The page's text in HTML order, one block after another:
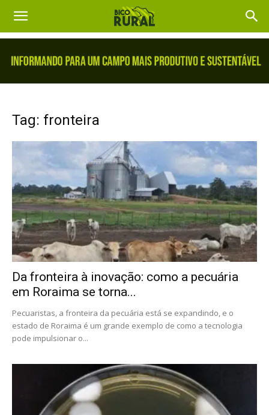
Tag: fronteira
Da fronteira à inovação: como a pecuária
em Roraima se torna...
Pecuaristas, a fronteira da pecuária está se expandindo, e o
estado de Roraima é um grande exemplo de como a tecnologia
pode impulsionar o...